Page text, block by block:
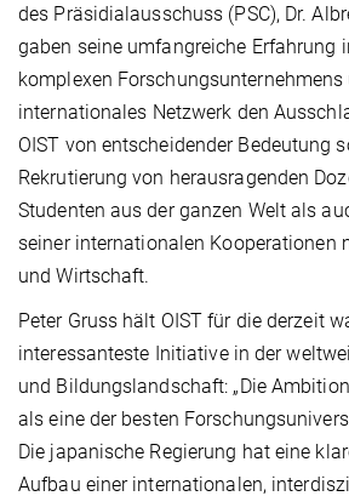
des Präsidialausschuss (PSC), Dr.
gaben seine umfangreiche Erfahrung
komplexen
internationales Netzwerk den
OIST von entscheidender Bedeutung
Rekrutierung von herausragenden
Studenten aus der ganzen Welt als
seiner internationalen Kooperationen
und Wirtschaft.
Peter Gruss hält OIST für die derzeit
interessanteste Initiative in der
und Bildungslandschaft: „Die
als eine der besten
Die japanische Regierung hat eine
Aufbau einer internationalen,